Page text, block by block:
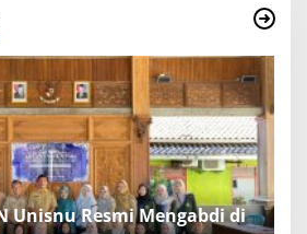
Kembali Hadir, Bangkitkan